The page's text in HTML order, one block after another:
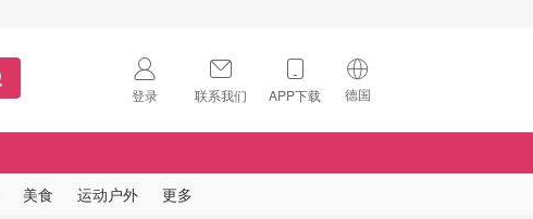
登录 联系我们 APP下载 德国
🇺🇸
美食 运动户外 更多